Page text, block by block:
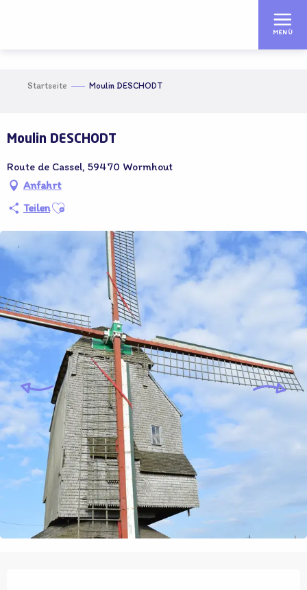
MENÜ
Startseite Moulin DESCHODT
Moulin DESCHODT
Route de Cassel, 59470 Wormhout
Anfahrt
TeilenAjouter aux favoris